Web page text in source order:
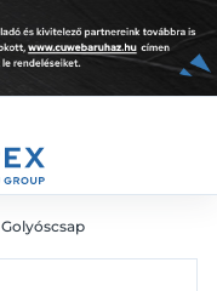
Golyóscsap